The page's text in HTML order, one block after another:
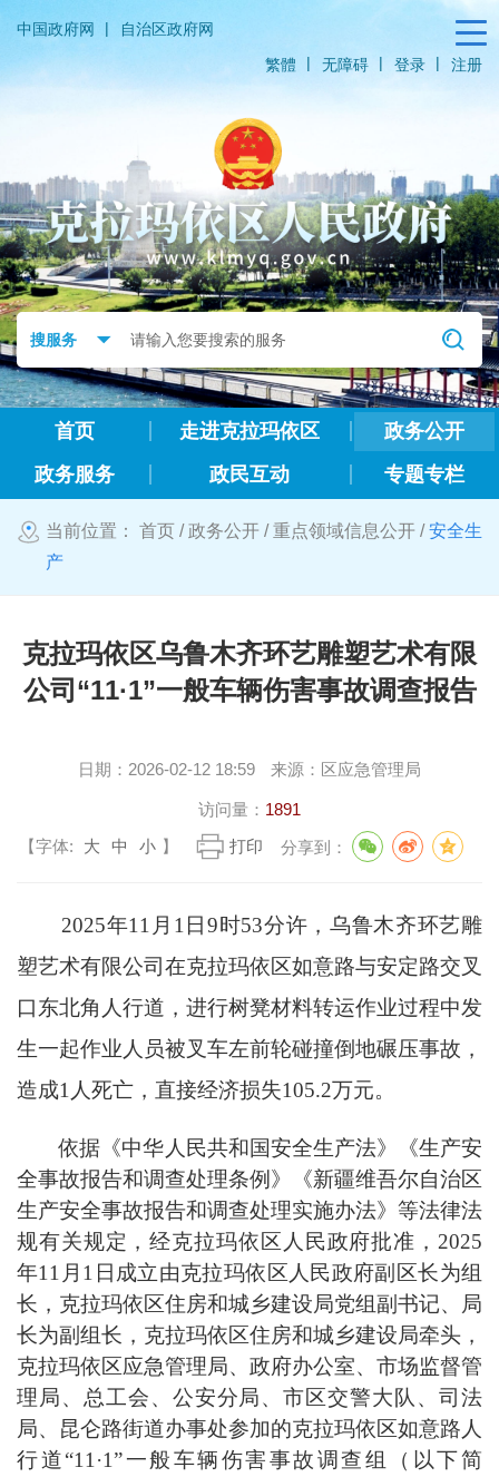
中国政府网 |
自治区政府网
繁體
| 无障碍 | 登录 | 注册
首页 走进克拉玛依区
政务公开
政务服务
政民互动 专题专栏
当前位置： 首页 /政务公开 /重点领域信息公开 /安全生
产
克拉玛依区乌鲁木齐环艺雕塑艺术有限
公司“11·1”一般车辆伤害事故调查报告
日期： 2026-02-12 18:59 来源： 区应急管理局
访问量： 1891
【字体:
大 中 小 】 打印 分享到：
2025年11月1日9时53分许，乌鲁木齐环艺雕
塑艺术有限公司在克拉玛依区如意路与安定路交叉
口东北角人行道，进行树凳材料转运作业过程中发
生一起作业人员被叉车左前轮碰撞倒地碾压事故，
造成1人死亡，直接经济损失105.2万元。
依据《中华人民共和国安全生产法》《生产安
全事故报告和调查处理条例》《新疆维吾尔自治区
生产安全事故报告和调查处理实施办法》等法律法
规有关规定，经克拉玛依区人民政府批准，2025
年11月1日成立由克拉玛依区人民政府副区长为组
长，克拉玛依区住房和城乡建设局党组副书记、局
长为副组长，克拉玛依区住房和城乡建设局牵头，
克拉玛依区应急管理局、政府办公室、市场监督管
理局、总工会、公安分局、市区交警大队、司法
局、昆仑路街道办事处参加的克拉玛依区如意路人
行道“11·1”一般车辆伤害事故调查组（以下简